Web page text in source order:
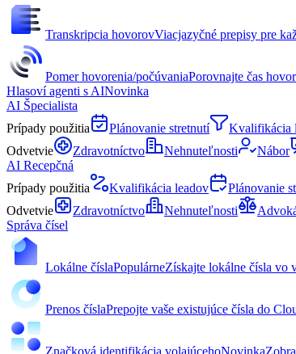
Transkripcia hovorovViacjazyčné prepisy pre
Pomer hovorenia/počúvaniaPorovnajte čas
Hlasoví agenti s AINovinka
AI Špecialista
Prípady použitia
Plánovanie stretnutí Kvalifikácia
Odvetvie
Zdravotníctvo Nehnuteľnosti Nábor
AI Recepčná
Prípady použitia
Kvalifikácia leadov Plánovanie
Odvetvie
Zdravotníctvo Nehnuteľnosti
Správa čísel
Lokálne číslaPopulárneZískajte lokálne čísla vo
Prenos číslaPrepojte vaše existujúce čísla do
Značková identifikácia volajúcehoNovinka